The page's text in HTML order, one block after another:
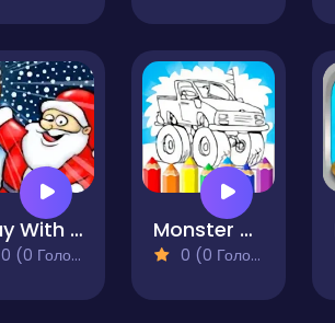
Play With Santa Claus
0 (0 Голосів)
Monster Truck Coloring Pages For Kids
0 (0 Голосів)